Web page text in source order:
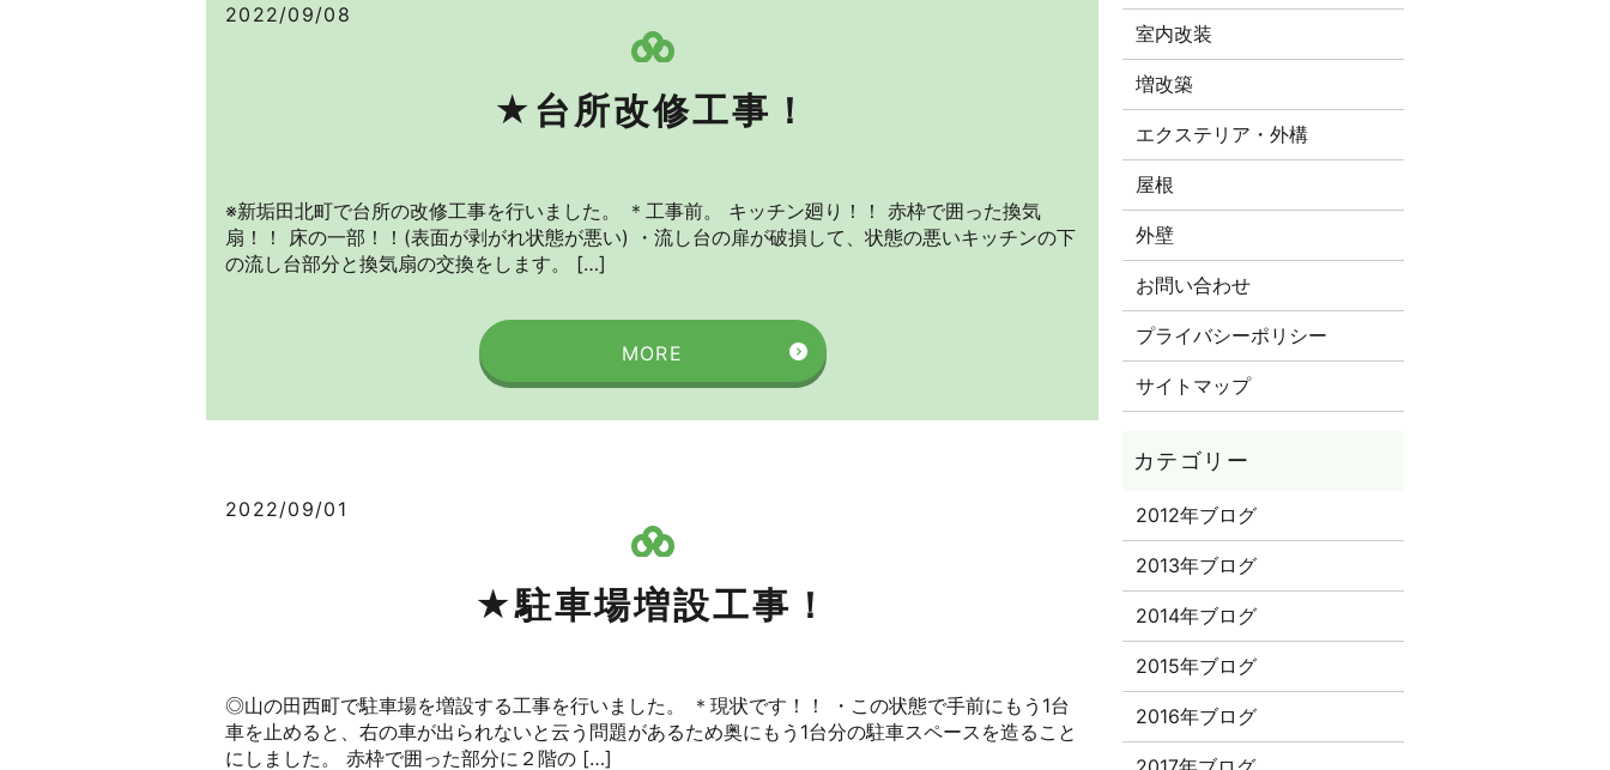
2022/09/08
★台所改修工事！
※新垢田北町で台所の改修工事を行いました。 ＊工事前。 キッチン廻り！！ 赤枠で囲った換気
扇！！ 床の一部！！(表面が剥がれ状態が悪い) ・流し台の扉が破損して、状態の悪いキッチンの下
の流し台部分と換気扇の交換をします。 […]
MORE
2022/09/01
★駐車場増設工事！
◎山の田西町で駐車場を増設する工事を行いました。 ＊現状です！！ ・この状態で手前にもう1台
車を止めると、右の車が出られないと云う問題があるため奥にもう1台分の駐車スペースを造ること
にしました。 赤枠で囲った部分に２階の […]
室内改装
増改築
エクステリア・外構
屋根
外壁
お問い合わせ
プライバシーポリシー
サイトマップ
2012年ブログ
2013年ブログ
2014年ブログ
2015年ブログ
2016年ブログ